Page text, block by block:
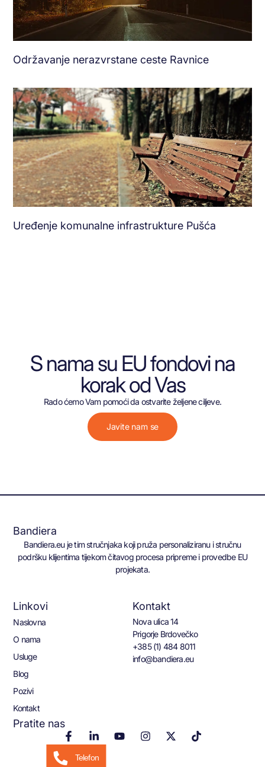
Održavanje nerazvrstane ceste Ravnice
Uređenje komunalne infrastrukture Pušća
S nama su EU fondovi na
korak od Vas
Rado ćemo Vam pomoći da ostvarite željene ciljeve.
Javite nam se
Bandiera
Bandiera.eu je tim stručnjaka koji pruža personaliziranu i stručnu
podršku klijentima tijekom čitavog procesa pripreme i provedbe EU
projekata.
Linkovi
Naslovna
O nama
Usluge
Blog
Pozivi
Kontakt
Kontakt
Nova ulica 14
Prigorje Brdovečko
+385 (1) 484 8011
info@bandiera.eu
Pratite nas
Telefon